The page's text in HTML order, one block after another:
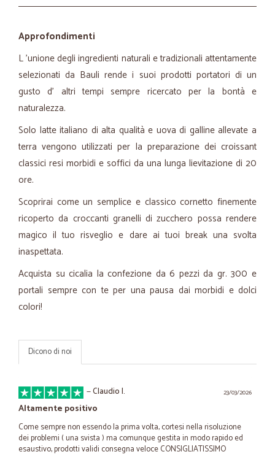
Approfondimenti
L 'unione degli ingredienti naturali e tradizionali attentamente
selezionati da Bauli rende i suoi prodotti portatori di un
gusto d' altri tempi sempre ricercato per la bontà e
naturalezza.
Solo latte italiano di alta qualità e uova di galline allevate a
terra vengono utilizzati per la preparazione dei croissant
classici resi morbidi e soffici da una lunga lievitazione di 20
ore.
Scoprirai come un semplice e classico cornetto finemente
ricoperto da croccanti granelli di zucchero possa rendere
magico il tuo risveglio e dare ai tuoi break una svolta
inaspettata.
Acquista su cicalia la confezione da 6 pezzi da gr. 300 e
portali sempre con te per una pausa dai morbidi e dolci
colori!
Dicono di noi
23/03/2026
—Claudio I.
Altamente positivo
Come sempre non essendo la prima volta, cortesi nella risoluzione
dei problemi ( una svista ) ma comunque gestita in modo rapido ed
esaustivo, prodotti validi consegna veloce CONSIGLIATISSIMO